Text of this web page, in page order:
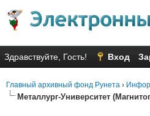
Здравствуйте, Гость! Вход
Главный архивный фонд Рунета ›
Металлург-Университет